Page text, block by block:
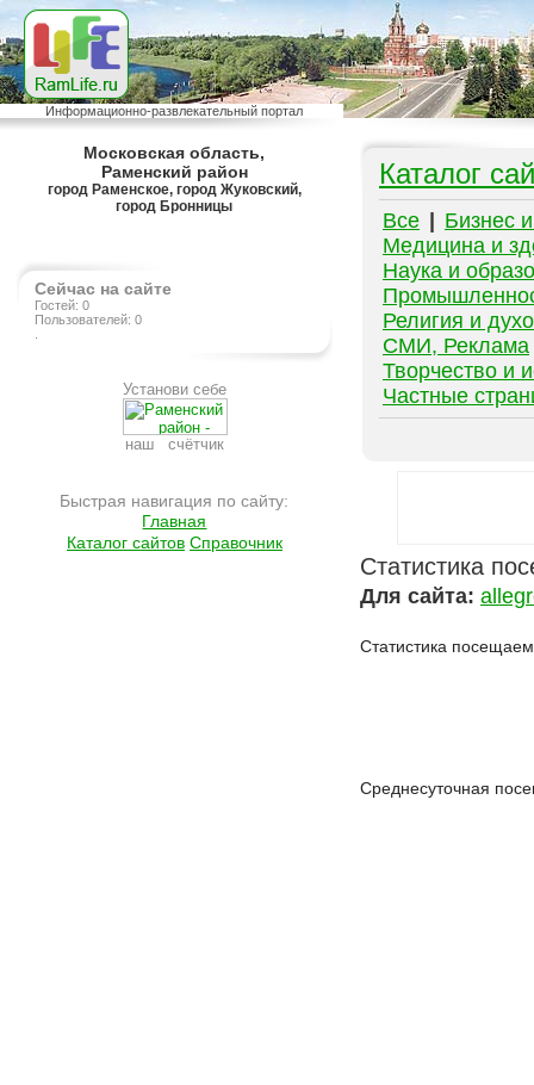
Информационно-развлекательный портал
Московская область,
Раменский район
город Раменское, город Жуковский,
город Бронницы
Сейчас на сайте
Гостей: 0
Пользователей: 0
Установи себе
наш счётчик
Быстрая навигация по сайту:
Главная
Каталог сайтов Справочник
Каталог
Все
Бизнес
Медицина и
Наука и
Религия и
СМИ, Реклама
Творчество и
Частные
Статистика
Для сайта:
Статистика
Среднесуточная